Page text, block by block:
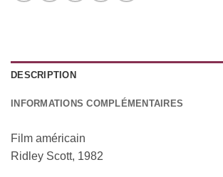
DESCRIPTION
INFORMATIONS COMPLÉMENTAIRES
Film américain
Ridley Scott, 1982